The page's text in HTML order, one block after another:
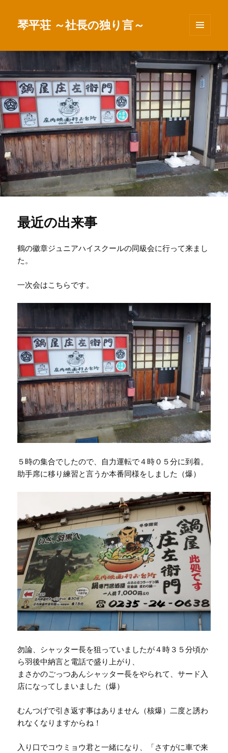
琴平荘 ～社長の独り言～
ーとウ
ィジェ
ット
最近の出来事
鶴の徽章ジュニアハイスクールの同級会に行って来まし
た。
一次会はこちらです。
５時の集合でしたので、自力運転で４時０５分に到着。
助手席に移り練習と言うか本番同様をしました（爆）
勿論、シャッター長を狙っていましたが４時３５分頃か
ら羽後中納言と電話で盛り上がり、
まさかのごっつあんシャッター長をやられて、サード入
店になってしまいました（爆）
むんつげで引き返す事はありません（核爆）二度と誘わ
れなくなりますからね！
入り口でコウミョウ君と一緒になり、「さすがに車で来